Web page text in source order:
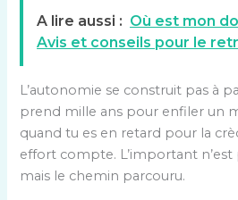
A lire aussi : Où est mon
Avis et conseils pour le
L’autonomie se construit pas à
prend mille ans pour enfiler un
quand tu es en retard pour la
effort compte. L’important n’est
mais le chemin parcouru.